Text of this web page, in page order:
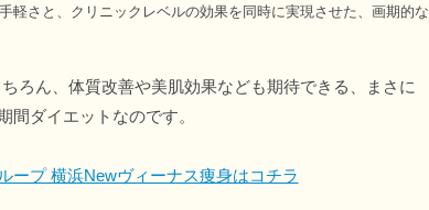
軽さと、クリニックレベルの効果を同時に実現させた、画期的な
ちろん、体質改善や美肌効果なども期待できる、まさに
間ダイエットなのです。
ープ 横浜Newヴィーナス痩身はコチラ